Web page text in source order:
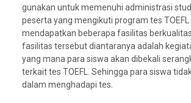
gunakan untuk memenuhi administrasi
peserta yang mengikuti program tes TOEFL
mendapatkan beberapa fasilitas
fasilitas tersebut diantaranya adalah
yang mana para siswa akan dibekali
terkait tes TOEFL. Sehingga para siswa
dalam menghadapi tes.